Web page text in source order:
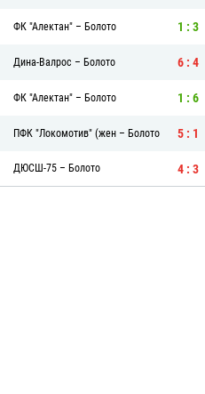
ФК "Алектан" – Болото 1 : 3
Дина-Валрос – Болото 6 : 4
ФК "Алектан" – Болото 1 : 6
ПФК "Локомотив" (жен – Болото 5 : 1
ДЮСШ-75 – Болото 4 : 3